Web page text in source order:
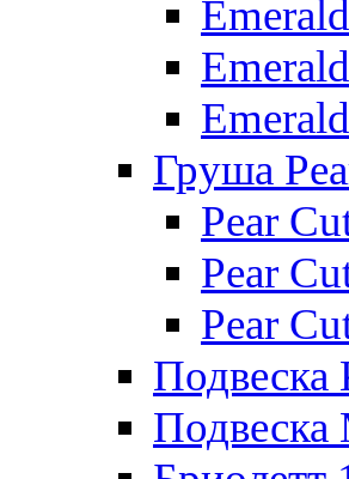
Груша
Pear
Pear
Pear
Подвеска
Подвеска